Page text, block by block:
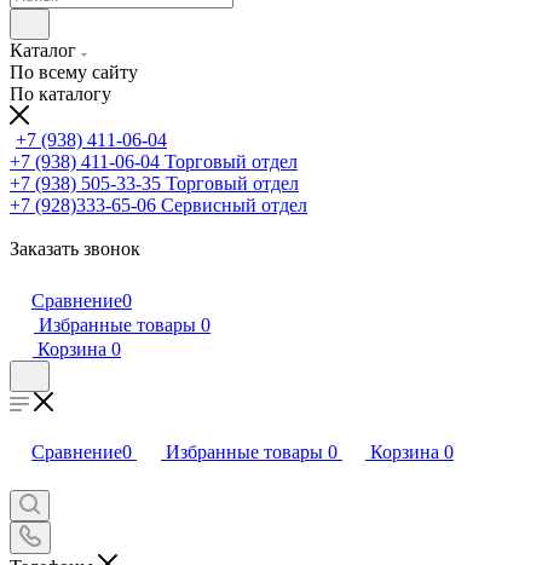
Каталог
По всему сайту
По каталогу
+7 (938) 411-06-04
+7 (938) 411-06-04 Торговый отдел
+7 (938) 505-33-35 Торговый отдел
+7 (928)333-65-06 Сервисный отдел
Заказать звонок
Сравнение0
Избранные товары 0
Корзина 0
Сравнение0 Избранные товары 0 Корзина 0